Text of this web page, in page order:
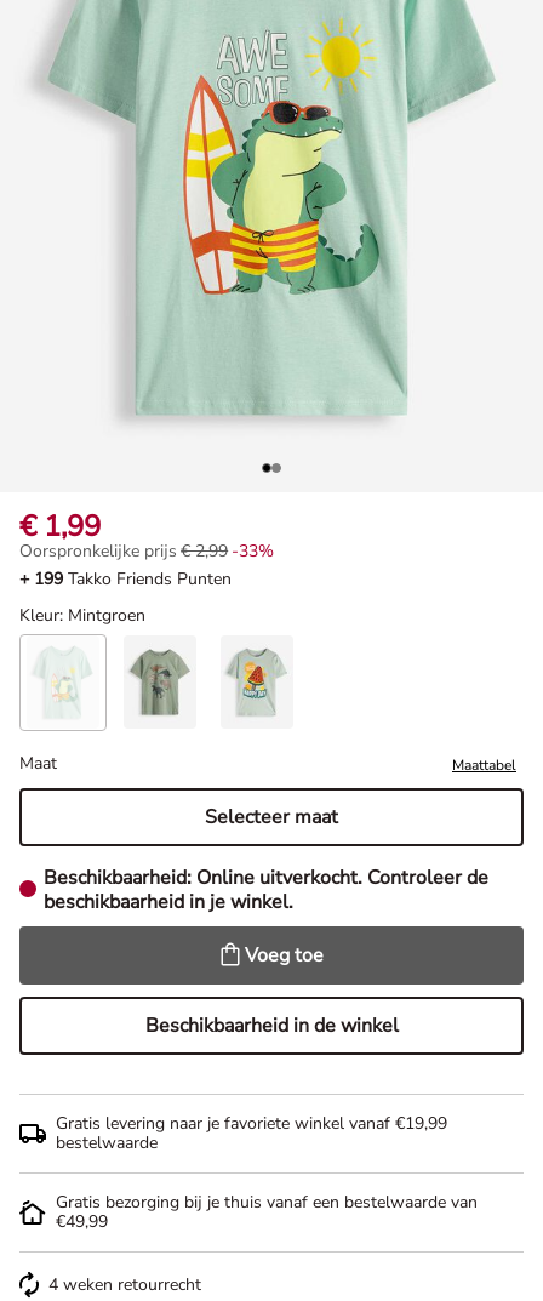
€ 1,99
Oorspronkelijke prijs € 2,99, Korting -33%
Oorspronkelijke prijs € 2,99 -33%
+ 199 Takko Friends Punten
Kleur: Mintgroen
Maat Maattabel
Selecteer maat
Beschikbaarheid: Online uitverkocht. Controleer de
beschikbaarheid in je winkel.
Voeg toe
Beschikbaarheid in de winkel
Gratis levering naar je favoriete winkel vanaf €19,99
bestelwaarde
Gratis bezorging bij je thuis vanaf een bestelwaarde van
€49,99
4 weken retourrecht